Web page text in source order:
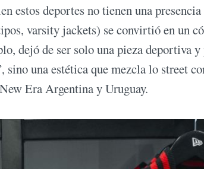
estos deportes no tienen una
varsity jackets) se convirtió en un
dejó de ser solo una pieza deportiva y
una estética que mezcla lo street
Era Argentina y Uruguay.